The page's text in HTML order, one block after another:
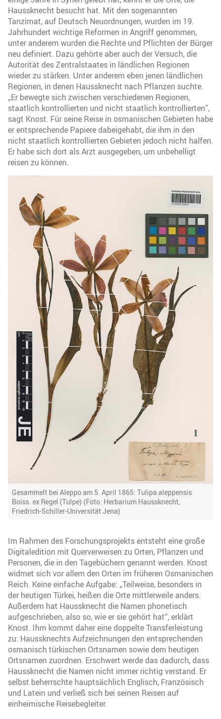
Haussknecht besucht hat. Mit den sogenannten
Tanzimat, auf Deutsch Neuordnungen, wurden im 19.
Jahrhundert wichtige Reformen in Angriff genommen,
unter anderem wurden die Rechte und Pflichten der Bürger
neu definiert. Dazu gehörte aber auch der Versuch, die
Autorität des Zentralstaates in ländlichen Regionen
wieder zu stärken. Unter anderem eben jenen ländlichen
Regionen, in denen Haussknecht nach Pflanzen suchte.
„Er bewegte sich zwischen verschiedenen Regionen,
staatlich kontrollierten und nicht staatlich kontrollierten“,
sagt Knost. Für seine Reise in osmanischen Gebieten habe
er entsprechende Papiere dabeigehabt, die ihm in den
nicht staatlich kontrollierten Gebieten jedoch nicht halfen.
Er habe sich dort als Arzt ausgegeben, um unbehelligt
reisen zu können.
Gesammelt bei Aleppo am 5. April 1865: Tulipa aleppensis
Boiss. ex Regel (Tulpe) (Foto: Herbarium Haussknecht,
Friedrich-Schiller-Universität Jena)
Im Rahmen des Forschungsprojekts entsteht eine große
Digitaledition mit Querverweisen zu Orten, Pflanzen und
Personen, die in den Tagebüchern genannt werden. Knost
widmet sich vor allem den Orten im früheren Osmanischen
Reich. Keine einfache Aufgabe: „Teilweise, besonders in
der heutigen Türkei, heißen die Orte mittlerweile anders.
Außerdem hat Haussknecht die Namen phonetisch
aufgeschrieben, also so, wie er sie gehört hat“, erklärt
Knost. Ihm kommt daher eine doppelte Transferleistung
zu: Haussknechts Aufzeichnungen den entsprechenden
osmanisch türkischen Ortsnamen sowie dem heutigen
Ortsnamen zuordnen. Erschwert werde das dadurch, dass
Haussknecht die Namen nicht immer richtig verstand. Er
selbst beherrschte hauptsächlich Englisch, Französisch
und Latein und verließ sich bei seinen Reisen auf
einheimische Reisebegleiter.